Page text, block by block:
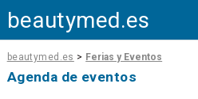
beautymed.es
beautymed.es > Ferias y Eventos
Agenda de eventos